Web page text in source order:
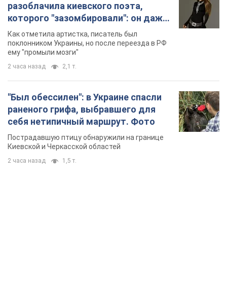
разоблачила киевского поэта,
которого "зазомбировали": он даже
русского не знал, а теперь хочет
геноцида украинцев
Как отметила артистка, писатель был
поклонником Украины, но после переезда в РФ
ему "промыли мозги"
2 часа назад 2,1 т.
"Был обессилен": в Украине спасли
раненого грифа, выбравшего для
себя нетипичный маршрут. Фото
Пострадавшую птицу обнаружили на границе
Киевской и Черкасской областей
2 часа назад 1,5 т.